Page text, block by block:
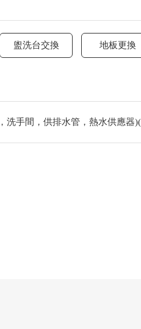
盥洗台交換 地板更換
洗手間，供排水管，熱水供應器